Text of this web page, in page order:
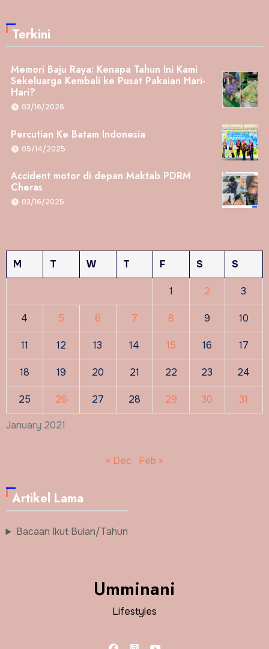
Terkini
Memori Baju Raya: Kenapa Tahun Ini Kami
Sekeluarga Kembali ke Pusat Pakaian Hari-
Hari?
03/16/2026
Percutian Ke Batam Indonesia
05/14/2025
Accident motor di depan Maktab PDRM
Cheras
03/16/2025
January 2021
M T W T F S S
1 2 3
4 5 6 7 8 9 10
11 12 13 14 15 16 17
18 19 20 21 22 23 24
25 26 27 28 29 30 31
« Dec Feb »
Artikel Lama
Bacaan Ikut Bulan/Tahun
Umminani
Lifestyles